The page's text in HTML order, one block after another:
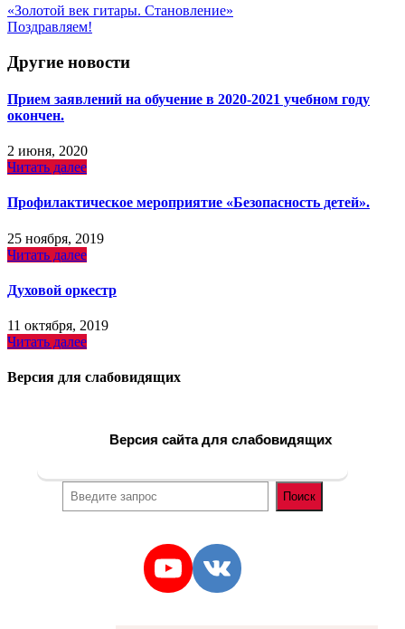
Навигация
по
записям
«Золотой век гитары. Становление»
Поздравляем!
Другие новости
Прием заявлений на обучение в 2020-2021 учебном году
окончен.
2 июня, 2020
Читать далее
Профилактическое мероприятие «Безопасность детей».
25 ноября, 2019
Читать далее
Духовой оркестр
11 октября, 2019
Читать далее
Версия для слабовидящих
Версия сайта для слабовидящих
Поиск
YouTube
VK